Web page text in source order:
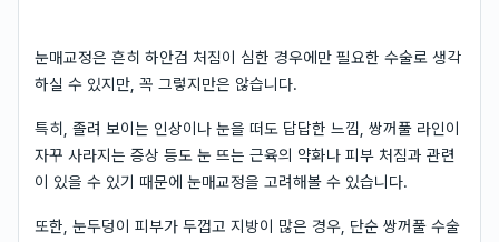
눈매교정은 흔히 하안검 처짐이 심한 경우에만 필요한 수술로 생각
하실 수 있지만, 꼭 그렇지만은 않습니다.
특히, 졸려 보이는 인상이나 눈을 떠도 답답한 느낌, 쌍꺼풀 라인이
자꾸 사라지는 증상 등도 눈 뜨는 근육의 약화나 피부 처짐과 관련
이 있을 수 있기 때문에 눈매교정을 고려해볼 수 있습니다.
또한, 눈두덩이 피부가 두껍고 지방이 많은 경우, 단순 쌍꺼풀 수술